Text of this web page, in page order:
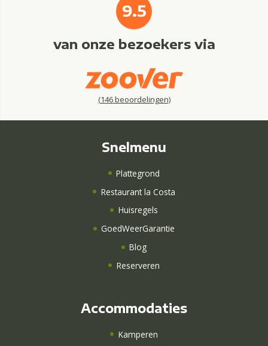
9.5
van onze bezoekers via
(146beoordelingen)
Snelmenu
Plattegrond
Restaurant la Costa
Huisregels
GoedWeerGarantie
Blog
Reserveren
Accommodaties
Kamperen